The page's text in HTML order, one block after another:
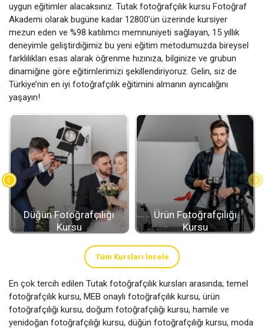
uygun eğitimler alacaksınız. Tutak fotoğrafçılık kursu Fotoğraf
Akademi olarak bugüne kadar 12800’ün üzerinde kursiyer
mezun eden ve %98 katılımcı memnuniyeti sağlayan, 15 yıllık
deneyimle geliştirdiğimiz bu yeni eğitim metodumuzda bireysel
farklılıkları esas alarak öğrenme hızınıza, bilginize ve grubun
dinamiğine göre eğitimlerimizi şekillendiriyoruz. Gelin, siz de
Türkiye’nin en iyi fotoğrafçılık eğitimini almanın ayrıcalığını
yaşayın!
Düğün Fotoğrafçılığı
Kursu
Ürün Fotoğrafçılığı
Kursu
Tüm Kursları İncele
En çok tercih edilen Tutak fotoğrafçılık kursları arasında; temel
fotoğrafçılık kursu, MEB onaylı fotoğrafçılık kursu, ürün
fotoğrafçılığı kursu, doğum fotoğrafçılığı kursu, hamile ve
yenidoğan fotoğrafçılığı kursu, düğün fotoğrafçılığı kursu, moda